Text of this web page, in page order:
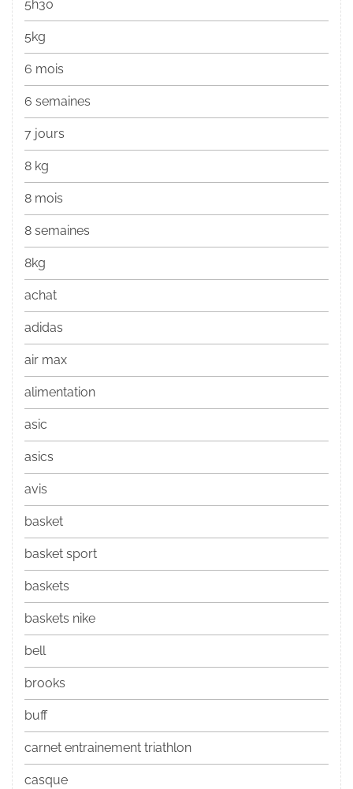
5h30
5kg
6 mois
6 semaines
7 jours
8 kg
8 mois
8 semaines
8kg
achat
adidas
air max
alimentation
asic
asics
avis
basket
basket sport
baskets
baskets nike
bell
brooks
buff
carnet entrainement triathlon
casque